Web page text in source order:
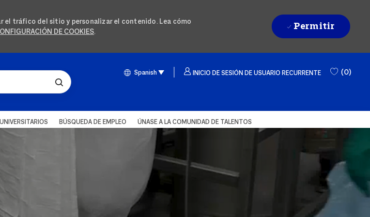
el tráfico del sitio y personalizar el contenido. Lea cómo
DE COOKIES. Permitir
Language selected
Spanish
Spanish INICIO DE SESIÓN DE USUARIO RECURRENTE (0)
BÚSQUEDA DE EMPLEO ÚNASE A LA COMUNIDAD DE TALENTOS